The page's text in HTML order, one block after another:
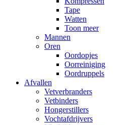
Tape
Watten
Toon meer
Mannen
Oren
Oordopjes
Oorreiniging
Oordruppels
Afvallen
Vetverbranders
Vetbinders
Hongerstillers
Vochtafdrijvers